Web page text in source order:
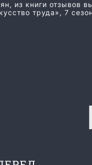
из книги отзывов
труда», 7 сезон